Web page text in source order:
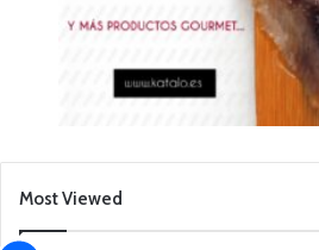
Most Viewed